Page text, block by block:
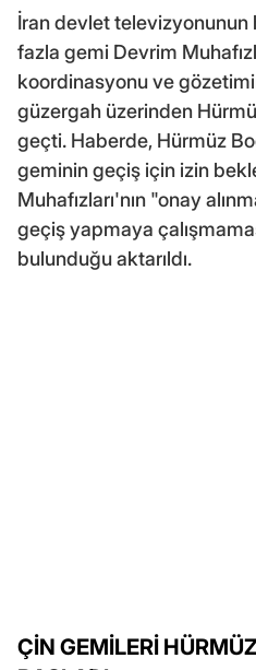
İran devlet
fazla gemi Devrim
koordinasyonu ve
güzergah üzerinden
geçti. Haberde, Hürmüz
geminin geçiş için izin
Muhafızları'nın "onay
geçiş yapmaya
bulunduğu aktarıldı.
ÇİN GEMİLERİ